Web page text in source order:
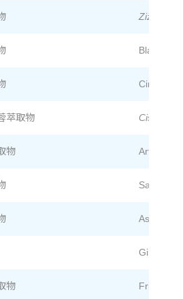
Ziziphus
Black
萃取物
物 Artichoke
Salvia
Astragali
Ginger
物 Fructus